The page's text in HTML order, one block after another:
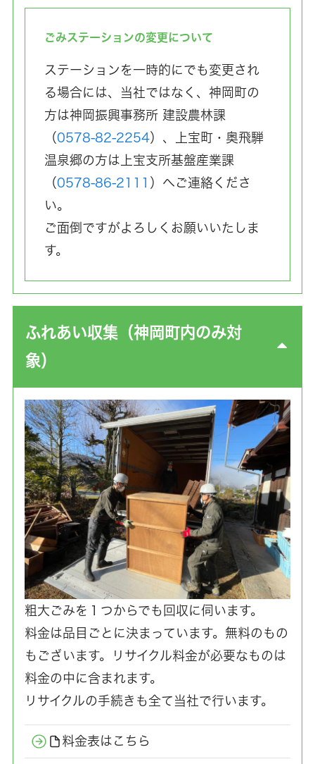
ごみステーションの変更について
ステーションを一時的にでも変更され
る場合には、当社ではなく、神岡町の
方は神岡振興事務所 建設農林課
（0578-82-2254）、上宝町・奥飛騨
温泉郷の方は上宝支所基盤産業課
（0578-86-2111 ）へご連絡くださ
い。
ご面倒ですがよろしくお願いいたしま
す。
ふれあい収集（神岡町内のみ対
象）
粗大ごみを１つからでも回収に伺います。
料金は品目ごとに決まっています。無料のもの
もございます。リサイクル料金が必要なものは
料金の中に含まれます。
リサイクルの手続きも全て当社で行います。
料金表はこちら